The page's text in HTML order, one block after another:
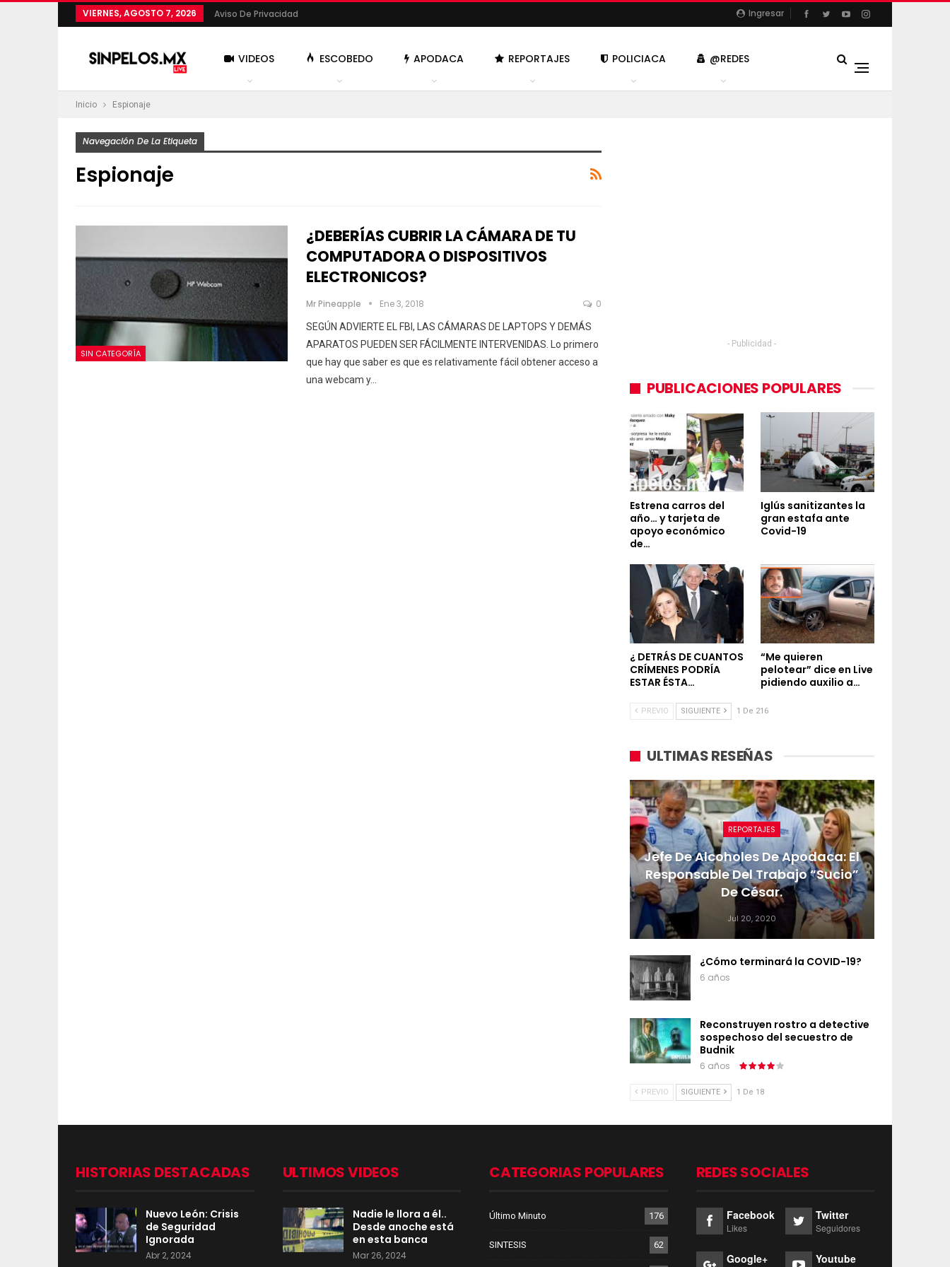
Ingresar
VIERNES, AGOSTO 7, 2026 Aviso De Privacidad
VIDEOS ESCOBEDO APODACA REPORTAJES POLICIACA @REDES
Inicio Espionaje
Navegación De La Etiqueta
Espionaje
SIN CATEGORÍA
¿DEBERÍAS CUBRIR LA CÁMARA DE TU
COMPUTADORA O DISPOSITIVOS
ELECTRONICOS?
Mr Pineapple Ene 3, 2018 0
SEGÚN ADVIERTE EL FBI, LAS CÁMARAS DE LAPTOPS Y DEMÁS
APARATOS PUEDEN SER FÁCILMENTE INTERVENIDAS. Lo primero
que hay que saber es que es relativamente fácil obtener acceso a
una webcam y…
- Publicidad -
PUBLICACIONES POPULARES
Estrena carros del
año… y tarjeta de
apoyo económico
de…
Iglús sanitizantes la
gran estafa ante
Covid-19
¿ DETRÁS DE CUANTOS
CRÍMENES PODRÍA
ESTAR ÉSTA…
“Me quieren
pelotear” dice en Live
pidiendo auxilio a…
PREVIO SIGUIENTE 1 De 216
ULTIMAS RESEÑAS
REPORTAJES
Jefe De Alcoholes De Apodaca: El
Responsable Del Trabajo “sucio”
De César.
Jul 20, 2020
¿Cómo terminará la COVID-19?
6 años
Reconstruyen rostro a detective
sospechoso del secuestro de
Budnik
6 años
PREVIO SIGUIENTE 1 De 18
HISTORIAS DESTACADAS
Nuevo León: Crisis
de Seguridad
Ignorada
Abr 2, 2024
ULTIMOS VIDEOS
Nadie le llora a él..
Desde anoche está
en esta banca
Mar 26, 2024
CATEGORIAS POPULARES
Último Minuto 176
SINTESIS 62
REDES SOCIALES
Facebook
Likes
Twitter
Seguidores
Google+ Youtube